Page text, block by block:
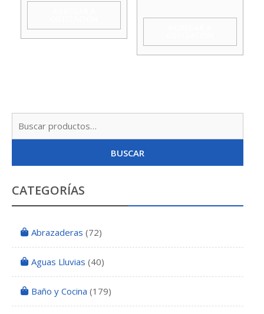
Hunter
BUSCAR
CATEGORÍAS
Abrazaderas (72)
Aguas Lluvias (40)
Baño y Cocina (179)